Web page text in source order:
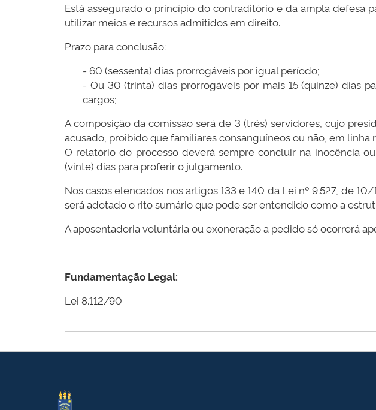
Está assegurado o princípio do contraditório e da ampla defesa
utilizar meios e recursos admitidos em direito.
Prazo para conclusão:
- 60 (sessenta) dias prorrogáveis por igual período;
- Ou 30 (trinta) dias prorrogáveis por mais 15 (quinze) dias
cargos;
A composição da comissão será de 3 (três) servidores, cujo
acusado, proibido que familiares consanguíneos ou não, em
O relatório do processo deverá sempre concluir na inocência
(vinte) dias para proferir o julgamento.
Nos casos elencados nos artigos 133 e 140 da Lei nº 9.527, de
será adotado o rito sumário que pode ser entendido como a
A aposentadoria voluntária ou exoneração a pedido só ocorrerá
Fundamentação Legal:
Lei 8.112/90